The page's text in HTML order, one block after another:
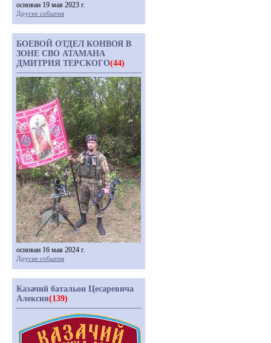
основан 19 мая 2023 г.
Другие события
БОЕВОЙ ОТДЕЛ КОНВОЯ В
ЗОНЕ СВО АТАМАНА
ДМИТРИЯ ТЕРСКОГО(44)
основан 16 мая 2024 г.
Другие события
Казачий батальон Цесаревича
Алексия(139)